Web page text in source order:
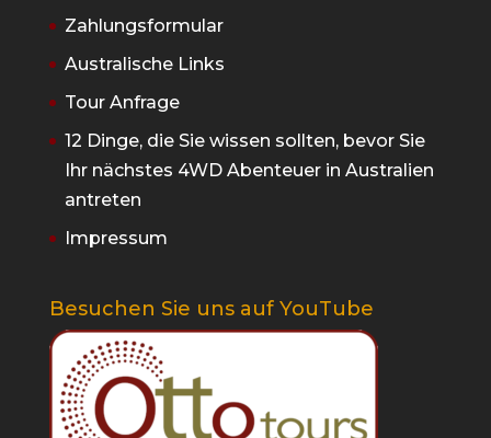
Zahlungsformular
Australische Links
Tour Anfrage
12 Dinge, die Sie wissen sollten, bevor Sie
Ihr nächstes 4WD Abenteuer in Australien
antreten
Impressum
Besuchen Sie uns auf YouTube